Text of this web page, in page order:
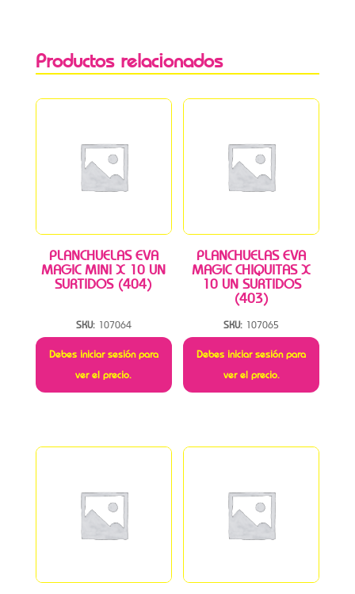
Productos relacionados
PLANCHUELAS EVA
MAGIC MINI X 10 UN
SURTIDOS (404)
SKU: 107064
Debes iniciar sesión para
ver el precio.
PLANCHUELAS EVA
MAGIC CHIQUITAS X
10 UN SURTIDOS
(403)
SKU: 107065
Debes iniciar sesión para
ver el precio.